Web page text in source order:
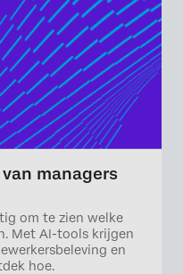
managers
om te zien welke
Met AI-tools krijgen
en
hoe.